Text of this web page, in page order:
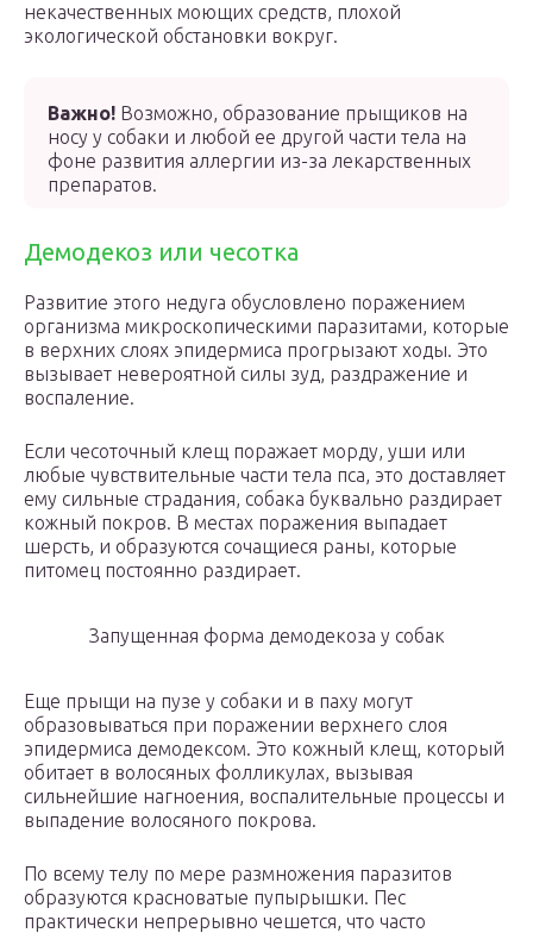
некачественных моющих средств, плохой
экологической обстановки вокруг.
Важно! Возможно, образование прыщиков на
носу у собаки и любой ее другой части тела на
фоне развития аллергии из-за лекарственных
препаратов.
Демодекоз или чесотка
Развитие этого недуга обусловлено поражением
организма микроскопическими паразитами, которые
в верхних слоях эпидермиса прогрызают ходы. Это
вызывает невероятной силы зуд, раздражение и
воспаление.
Если чесоточный клещ поражает морду, уши или
любые чувствительные части тела пса, это доставляет
ему сильные страдания, собака буквально раздирает
кожный покров. В местах поражения выпадает
шерсть, и образуются сочащиеся раны, которые
питомец постоянно раздирает.
Запущенная форма демодекоза у собак
Еще прыщи на пузе у собаки и в паху могут
образовываться при поражении верхнего слоя
эпидермиса демодексом. Это кожный клещ, который
обитает в волосяных фолликулах, вызывая
сильнейшие нагноения, воспалительные процессы и
выпадение волосяного покрова.
По всему телу по мере размножения паразитов
образуются красноватые пупырышки. Пес
практически непрерывно чешется, что часто